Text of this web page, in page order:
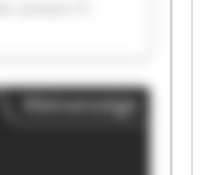
TRADE-GmbH
GmbH F1-
TRADE-GmbH
F1-TRADE-
Kleinanzeige